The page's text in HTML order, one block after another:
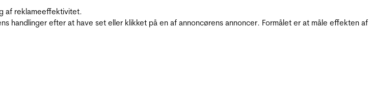
af reklameeffektivitet.
handlinger efter at have set eller klikket på en af annoncørens annoncer. Formålet er at måle effekten af